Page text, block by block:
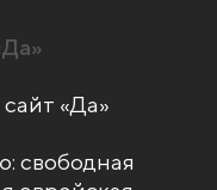
«Да»
свободная